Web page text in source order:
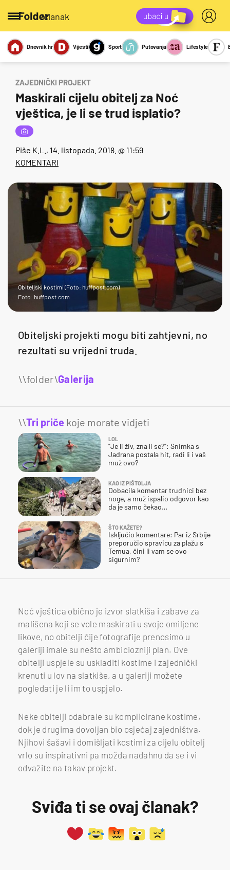
/članak
Miks Kviz
Report
Sexy
Dnevnik.hr Vijesti Sport Putovanja Lifestyle
ZAJEDNIČKI PROJEKT
Maskirali cijelu obitelj za Noć
vještica, je li se trud isplatio?
Piše K.L. , 14. listopada. 2018. @ 11:59
KOMENTARI
Obiteljski kostimi (Foto: huffpost.com)
Foto: huffpost.com
Obiteljski projekti mogu biti zahtjevni, no
rezultati su vrijedni truda.
Galerija
\\Tri priče koje morate vidjeti
LOL
"Je li živ, zna li se?": Snimka s
Jadrana postala hit, radi li i vaš
muž ovo?
KAO IZ PIŠTOLJA
Dobacila komentar trudnici bez
noge, a muž ispalio odgovor kao
da je samo čekao…
ŠTO KAŽETE?
Isključio komentare: Par iz Srbije
preporučio spravicu za plažu s
Temua, čini li vam se ovo
sigurnim?
Noć vještica obično je izvor slatkiša i zabave za
mališena koji se vole maskirati u svoje omiljene
likove, no obitelji čije fotografije prenosimo u
galeriji imale su nešto ambiciozniji plan. Ove
obitelji uspjele su uskladiti kostime i zajednički
krenuti u lov na slatkiše, a u galeriji možete
pogledati je li im to uspjelo.
Neke obitelji odabrale su komplicirane kostime,
dok je drugima dovoljan bio osjećaj zajedništva.
Njihovi šašavi i domišljati kostimi za cijelu obitelj
vrlo su inspirativni pa možda nadahnu da se i vi
odvažite na takav projekt.
Sviđa ti se ovaj članak?